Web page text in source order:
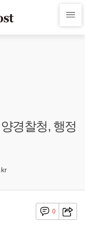
경찰청, 행정
0